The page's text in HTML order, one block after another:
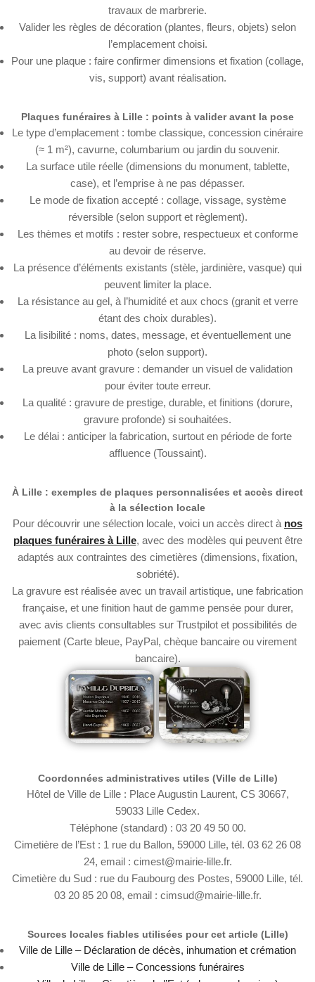
travaux de marbrerie.
Valider les règles de décoration (plantes, fleurs, objets) selon
l’emplacement choisi.
Pour une plaque : faire confirmer dimensions et fixation (collage,
vis, support) avant réalisation.
Plaques funéraires à Lille : points à valider avant la pose
Le type d’emplacement : tombe classique, concession cinéraire
(≈ 1 m²), cavurne, columbarium ou jardin du souvenir.
La surface utile réelle (dimensions du monument, tablette,
case), et l’emprise à ne pas dépasser.
Le mode de fixation accepté : collage, vissage, système
réversible (selon support et règlement).
Les thèmes et motifs : rester sobre, respectueux et conforme
au devoir de réserve.
La présence d’éléments existants (stèle, jardinière, vasque) qui
peuvent limiter la place.
La résistance au gel, à l’humidité et aux chocs (granit et verre
étant des choix durables).
La lisibilité : noms, dates, message, et éventuellement une
photo (selon support).
La preuve avant gravure : demander un visuel de validation
pour éviter toute erreur.
La qualité : gravure de prestige, durable, et finitions (dorure,
gravure profonde) si souhaitées.
Le délai : anticiper la fabrication, surtout en période de forte
affluence (Toussaint).
À Lille : exemples de plaques personnalisées et accès direct
à la sélection locale
Pour découvrir une sélection locale, voici un accès direct à nos
plaques funéraires à Lille, avec des modèles qui peuvent être
adaptés aux contraintes des cimetières (dimensions, fixation,
sobriété).
La gravure est réalisée avec un travail artistique, une fabrication
française, et une finition haut de gamme pensée pour durer,
avec avis clients consultables sur Trustpilot et possibilités de
paiement (Carte bleue, PayPal, chèque bancaire ou virement
bancaire).
Coordonnées administratives utiles (Ville de Lille)
Hôtel de Ville de Lille : Place Augustin Laurent, CS 30667,
59033 Lille Cedex.
Téléphone (standard) : 03 20 49 50 00.
Cimetière de l’Est : 1 rue du Ballon, 59000 Lille, tél. 03 62 26 08
24, email : cimest@mairie-lille.fr.
Cimetière du Sud : rue du Faubourg des Postes, 59000 Lille, tél.
03 20 85 20 08, email : cimsud@mairie-lille.fr.
Sources locales fiables utilisées pour cet article (Lille)
Ville de Lille – Déclaration de décès, inhumation et crémation
Ville de Lille – Concessions funéraires